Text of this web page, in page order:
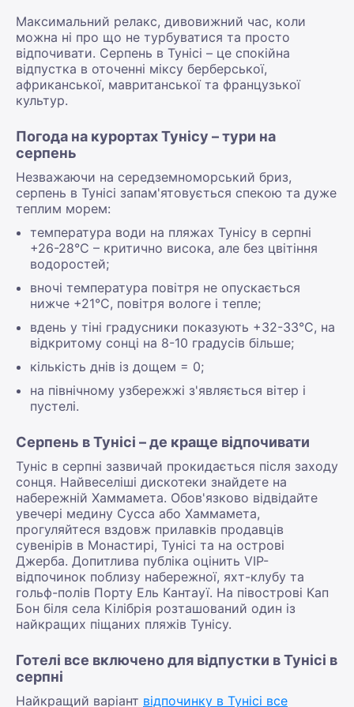
Максимальний релакс, дивовижний час, коли
можна ні про що не турбуватися та просто
відпочивати. Серпень в Тунісі – це спокійна
відпустка в оточенні міксу берберської,
африканської, мавританської та французької
культур.
Погода на курортах Тунісу – тури на
серпень
Незважаючи на середземноморський бриз,
серпень в Тунісі запам'ятовується спекою та дуже
теплим морем:
температура води на пляжах Тунісу в серпні
+26-28°С – критично висока, але без цвітіння
водоростей;
вночі температура повітря не опускається
нижче +21°С, повітря вологе і тепле;
вдень у тіні градусники показують +32-33°С, на
відкритому сонці на 8-10 градусів більше;
кількість днів із дощем = 0;
на північному узбережжі з'являється вітер і
пустелі.
Серпень в Тунісі – де краще відпочивати
Туніс в серпні зазвичай прокидається після заходу
сонця. Найвеселіші дискотеки знайдете на
набережній Хаммамета. Обов'язково відвідайте
увечері медину Сусса або Хаммамета,
прогуляйтеся вздовж прилавків продавців
сувенірів в Монастирі, Тунісі та на острові
Джерба. Допитлива публіка оцінить VIP-
відпочинок поблизу набережної, яхт-клубу та
гольф-полів Порту Ель Кантауї. На півострові Кап
Бон біля села Кілібрія розташований один із
найкращих піщаних пляжів Тунісу.
Готелі все включено для відпустки в Тунісі в
серпні
Найкращий варіант відпочинку в Тунісі все